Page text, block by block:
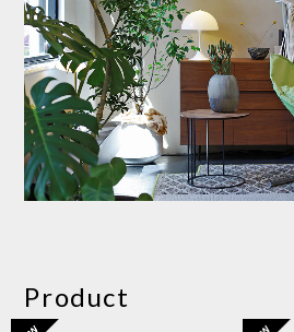
Product